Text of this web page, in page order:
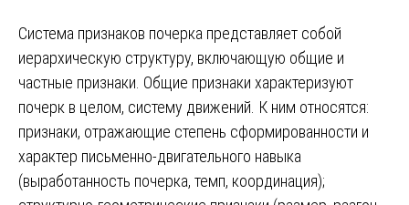
Система признаков почерка представляет собой
иерархическую структуру, включающую общие и
частные признаки. Общие признаки характеризуют
почерк в целом, систему движений. К ним относятся:
признаки, отражающие степень сформированности и
характер письменно-двигательного навыка
(выработанность почерка, темп, координация);